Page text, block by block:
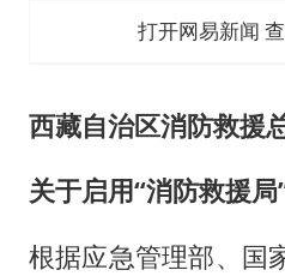
打开网易新闻
西藏自治区消防救援
关于启用“消防救援
根据应急管理部、国